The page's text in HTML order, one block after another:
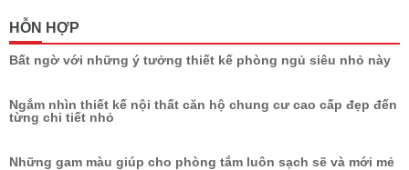
HỖN HỢP
Bất ngờ với những ý tưởng thiết kế phòng ngủ siêu nhỏ này
Ngắm nhìn thiết kế nội thất căn hộ chung cư cao cấp đẹp đến
từng chi tiết nhỏ
Những gam màu giúp cho phòng tắm luôn sạch sẽ và mới mẻ